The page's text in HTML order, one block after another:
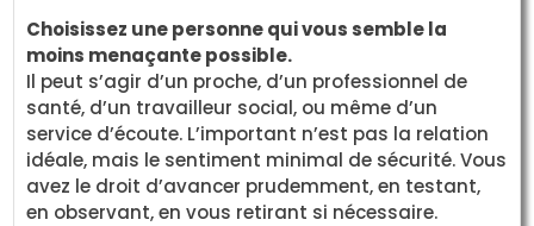
Choisissez une personne qui vous semble la
moins menaçante possible.
Il peut s’agir d’un proche, d’un professionnel de
santé, d’un travailleur social, ou même d’un
service d’écoute. L’important n’est pas la relation
idéale, mais le sentiment minimal de sécurité. Vous
avez le droit d’avancer prudemment, en testant,
en observant, en vous retirant si nécessaire.